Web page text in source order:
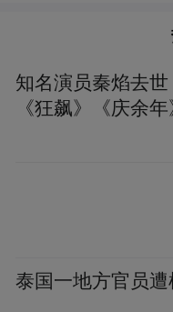
知名演员秦焰去
《狂飙》《庆余
泰国一地方官员遭